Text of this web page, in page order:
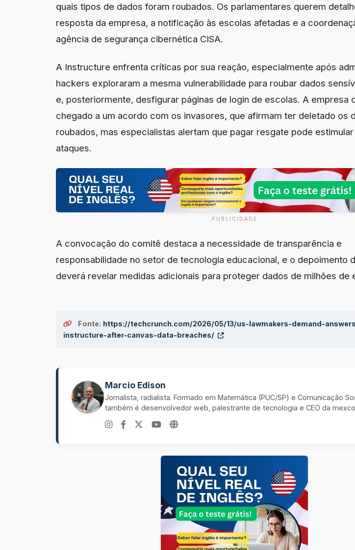
quais tipos de dados foram roubados. Os parlamentares querem
resposta da empresa, a notificação às escolas afetadas e a
agência de segurança cibernética CISA.
A Instructure enfrenta críticas por sua reação, especialmente após
hackers exploraram a mesma vulnerabilidade para roubar dados
e, posteriormente, desfigurar páginas de login de escolas. A empresa
chegado a um acordo com os invasores, que afirmam ter deletado os
roubados, mas especialistas alertam que pagar resgate pode
ataques.
PUBLICIDADE
A convocação do comitê destaca a necessidade de transparência e
responsabilidade no setor de tecnologia educacional, e o depoimento
deverá revelar medidas adicionais para proteger dados de milhões de
Fonte: https://techcrunch.com/2026/05/13/us-lawmakers-demand-
instructure-after-canvas-data-breaches/
Marcio Edison
Jornalista, radialista. Formado em Matemática (PUC/SP) e Comunicação
também é desenvolvedor web, palestrante de tecnologia e CEO da